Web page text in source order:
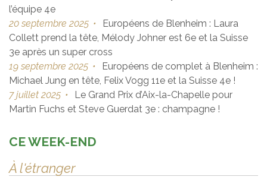
l’équipe 4e
20 septembre 2025 •
Européens de Blenheim : Laura
Collett prend la tête, Mélody Johner est 6e et la Suisse
3e après un super cross
19 septembre 2025 •
Européens de complet à Blenheim :
Michael Jung en tête, Felix Vogg 11e et la Suisse 4e !
7 juillet 2025 •
Le Grand Prix d’Aix-la-Chapelle pour
Martin Fuchs et Steve Guerdat 3e : champagne !
CE WEEK-END
À l'étranger